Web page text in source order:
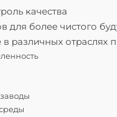
качества
для более чистого
различных отраслях